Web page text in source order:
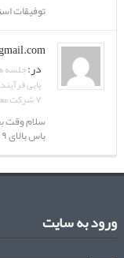
توفیقات
در:جلسه
۷ شرکت معدنی و صنعتی گل‌گهر
سلام وقت
باس بالای ۹ باشه . ...
ورود به سایت